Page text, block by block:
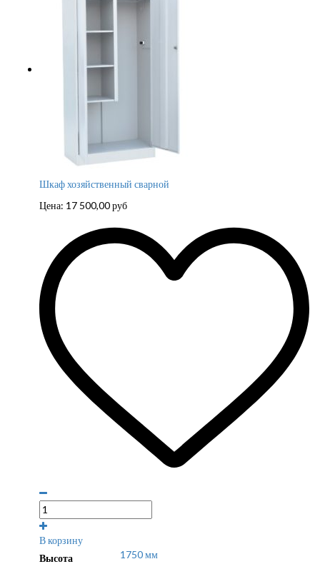
Шкаф хозяйственный сварной
Цена: 17 500,00руб
В корзину
Высота
1750 мм